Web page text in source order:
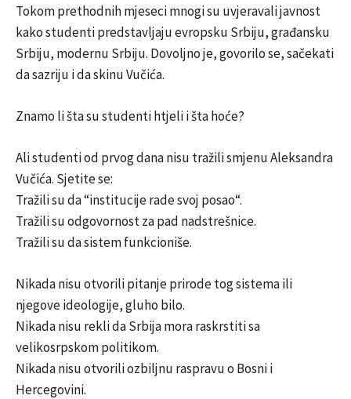
Tokom prethodnih mjeseci mnogi su uvjeravali javnost
kako studenti predstavljaju evropsku Srbiju, građansku
Srbiju, modernu Srbiju. Dovoljno je, govorilo se, sačekati
da sazriju i da skinu Vučića.
Znamo li šta su studenti htjeli i šta hoće?
Ali studenti od prvog dana nisu tražili smjenu Aleksandra
Vučića. Sjetite se:
Tražili su da “institucije rade svoj posao“.
Tražili su odgovornost za pad nadstrešnice.
Tražili su da sistem funkcioniše.
Nikada nisu otvorili pitanje prirode tog sistema ili
njegove ideologije, gluho bilo.
Nikada nisu rekli da Srbija mora raskrstiti sa
velikosrpskom politikom.
Nikada nisu otvorili ozbiljnu raspravu o Bosni i
Hercegovini.